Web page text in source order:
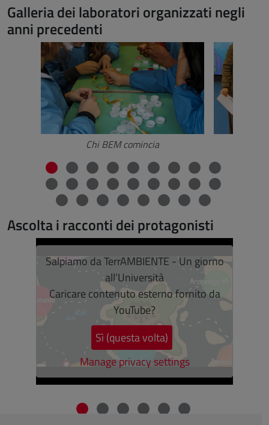
Galleria dei laboratori organizzati negli
anni precedenti
Salta lo slider
Chi BEM comincia
Fine dello slider
Ascolta i racconti dei protagonisti
Salta lo slider
Salpiamo da TerrAMBIENTE - Un giorno
all’Università
Caricare contenuto esterno fornito da
YouTube?
Sì (questa volta)
Manage privacy settings